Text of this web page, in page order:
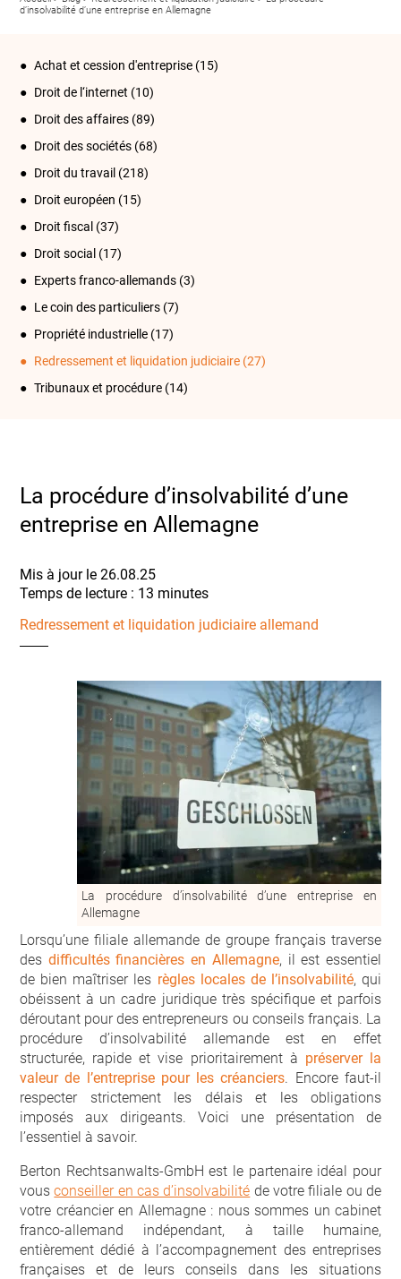
d’insolvabilité d’une entreprise en Allemagne
Achat et cession d'entreprise (15)
Droit de l‘internet (10)
Droit des affaires (89)
Droit des sociétés (68)
Droit du travail (218)
Droit européen (15)
Droit fiscal (37)
Droit social (17)
Experts franco-allemands (3)
Le coin des particuliers (7)
Propriété industrielle (17)
Redressement et liquidation judiciaire (27)
Tribunaux et procédure (14)
La procédure d’insolvabilité d’une
entreprise en Allemagne
Mis à jour le 26.08.25
Redressement et liquidation judiciaire allemand
La procédure d’insolvabilité d’une entreprise en
Allemagne
Lorsqu’une filiale allemande de groupe français traverse
des difficultés financières en Allemagne, il est essentiel
de bien maîtriser les règles locales de l’insolvabilité, qui
obéissent à un cadre juridique très spécifique et parfois
déroutant pour des entrepreneurs ou conseils français. La
procédure d’insolvabilité allemande est en effet
structurée, rapide et vise prioritairement à préserver la
valeur de l’entreprise pour les créanciers. Encore faut-il
respecter strictement les délais et les obligations
imposés aux dirigeants. Voici une présentation de
l’essentiel à savoir.
Berton Rechtsanwalts-GmbH est le partenaire idéal pour
vousconseiller en cas d’insolvabilité de votre filiale ou de
votre créancier en Allemagne : nous sommes un cabinet
franco-allemand indépendant, à taille humaine,
entièrement dédié à l’accompagnement des entreprises
françaises et de leurs conseils dans les situations